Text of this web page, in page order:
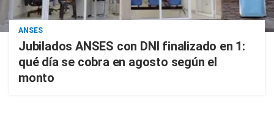
ANSES
Jubilados ANSES con DNI finalizado en 1:
qué día se cobra en agosto según el
monto